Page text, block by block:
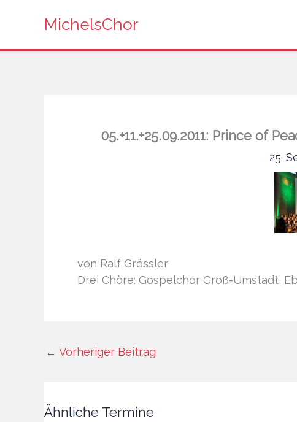
MichelsChor
05.+11.+25.09.2011: Prince of
25.
von Ralf Grössler
Drei Chöre: Gospelchor Groß-Umstadt,
← Vorheriger Beitrag
Ähnliche Termine